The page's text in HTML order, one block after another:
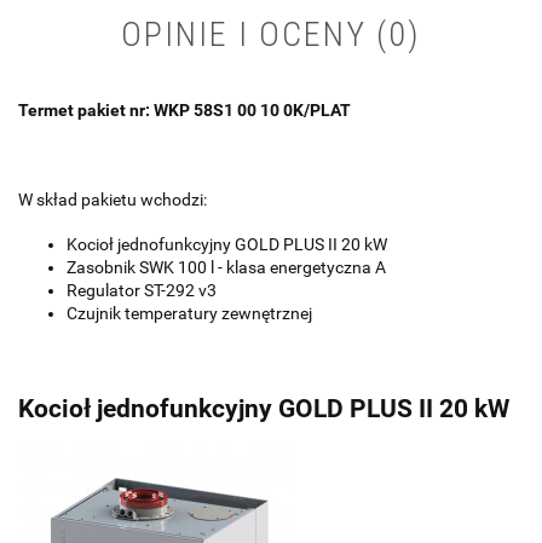
OPINIE I OCENY (0)
Termet pakiet nr: WKP 58S1 00 10 0K/PLAT
W skład pakietu wchodzi:
Kocioł jednofunkcyjny GOLD PLUS II 20 kW
Zasobnik SWK 100 l - klasa energetyczna A
Regulator ST-292 v3
Czujnik temperatury zewnętrznej
Kocioł jednofunkcyjny GOLD PLUS II 20 kW